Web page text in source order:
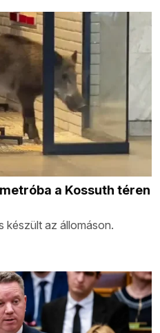
a Kossuth téren
készült az állomáson.